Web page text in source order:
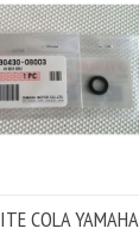
COLA YAMAHA